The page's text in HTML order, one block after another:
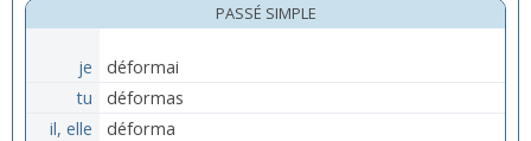
PASSÉ SIMPLE
je
déformai
tu
déformas
il, elle
déforma